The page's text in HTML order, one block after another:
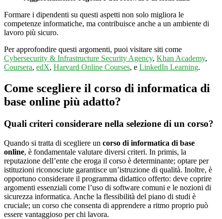
Formare i dipendenti su questi aspetti non solo migliora le
competenze informatiche, ma contribuisce anche a un ambiente di
lavoro più sicuro.
Per approfondire questi argomenti, puoi visitare siti come
Cybersecurity & Infrastructure Security Agency, Khan Academy,
Coursera, edX, Harvard Online Courses, e LinkedIn Learning.
Come scegliere il corso di informatica di
base online più adatto?
Quali criteri considerare nella selezione di un corso?
Quando si tratta di scegliere un corso di informatica di base
online, è fondamentale valutare diversi criteri. In primis, la
reputazione dell’ente che eroga il corso è determinante; optare per
istituzioni riconosciute garantisce un’istruzione di qualità. Inoltre, è
opportuno considerare il programma didattico offerto: deve coprire
argomenti essenziali come l’uso di software comuni e le nozioni di
sicurezza informatica. Anche la flessibilità del piano di studi è
cruciale; un corso che consenta di apprendere a ritmo proprio può
essere vantaggioso per chi lavora.